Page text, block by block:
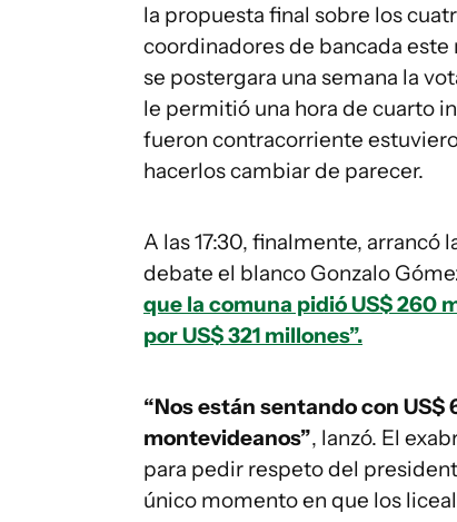
la propuesta final sobre los
coordinadores de bancada
se postergara una semana la
le permitió una hora de cuarto
fueron contracorriente
hacerlos cambiar de parecer.
A las 17:30, finalmente, arrancó
debate el blanco Gonzalo
que la comuna pidió US$ 260
por US$ 321 millones”.
“Nos están sentando con
montevideanos”, lanzó. El
para pedir respeto del
único momento en que los